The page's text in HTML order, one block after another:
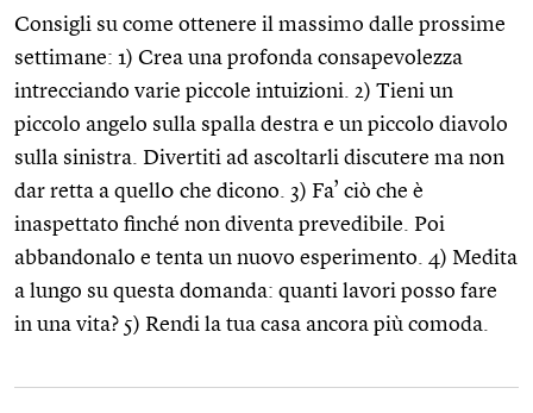
Consigli su come ottenere il massimo dalle prossime
settimane: 1) Crea una profonda consapevolezza
intrecciando varie piccole intuizioni. 2) Tieni un
piccolo angelo sulla spalla destra e un piccolo diavolo
sulla sinistra. Divertiti ad ascoltarli discutere ma non
dar retta a quell0 che dicono. 3) Fa’ ciò che è
inaspettato finché non diventa prevedibile. Poi
abbandonalo e tenta un nuovo esperimento. 4) Medita
a lungo su questa domanda: quanti lavori posso fare
in una vita? 5) Rendi la tua casa ancora più comoda.